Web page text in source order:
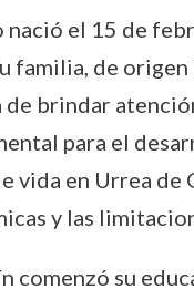
el 15 de
familia, de
de brindar
para el
vida en Urrea
y las
comenzó su